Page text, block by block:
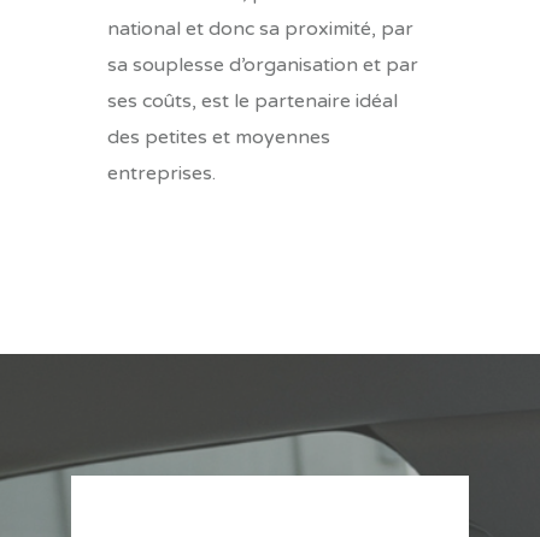
national et donc sa proximité, par
sa souplesse d’organisation et par
ses coûts, est le partenaire idéal
des petites et moyennes
entreprises.